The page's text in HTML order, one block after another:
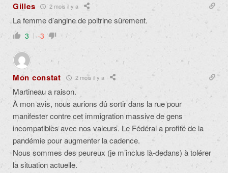
Gilles 2 mois il y a
La femme d’angine de poitrine sûrement.
3 -3
Mon constat 2 mois il y a
Martineau a raison.
À mon avis, nous aurions dû sortir dans la rue pour
manifester contre cet immigration massive de gens
incompatibles avec nos valeurs. Le Fédéral a profité de la
pandémie pour augmenter la cadence.
Nous sommes des peureux (je m’inclus là-dedans) à tolérer
la situation actuelle.